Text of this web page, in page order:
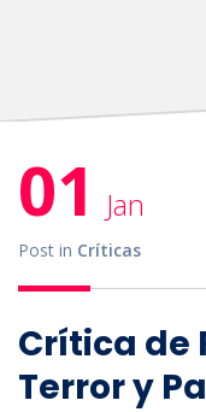
01 Jan
Post in Críticas
Crítica de
Terror y